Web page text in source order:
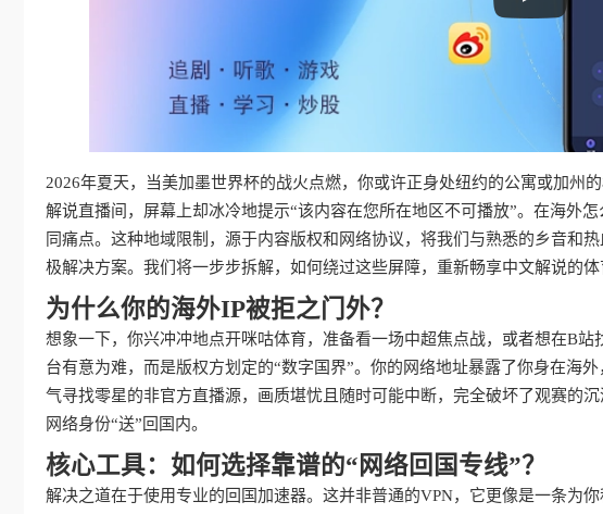
2026年夏天，当美加墨世界杯的战火点燃，你或许正身处纽约的公寓或加州
解说直播间，屏幕上却冰冷地提示“该内容在您所在地区不可播放”。在海外
同痛点。这种地域限制，源于内容版权和网络协议，将我们与熟悉的乡音和
极解决方案。我们将一步步拆解，如何绕过这些屏障，重新畅享中文解说的体
为什么你的海外IP被拒之门外？
想象一下，你兴冲冲地点开咪咕体育，准备看一场中超焦点战，或者想在B
台有意为难，而是版权方划定的“数字国界”。你的网络地址暴露了你身在海
气寻找零星的非官方直播源，画质堪忧且随时可能中断，完全破坏了观赛的
网络身份“送”回国内。
核心工具：如何选择靠谱的“网络回国专线”？
解决之道在于使用专业的回国加速器。这并非普通的VPN，它更像是一条为